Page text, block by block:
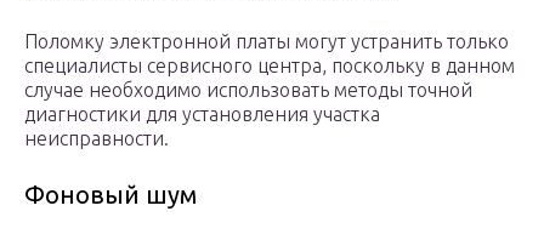
Поломку электронной платы могут устранить только
специалисты сервисного центра, поскольку в данном
случае необходимо использовать методы точной
диагностики для установления участка
неисправности.
Фоновый шум